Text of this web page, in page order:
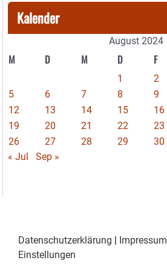
Kalender
August 2024
M D M D F
1 2
5
6 7 8 9
12
13 14 15 16
19
20 21 22 23
26
27 28 29 30
« Jul
Sep »
Datenschutzerklärung Impressum
Einstellungen